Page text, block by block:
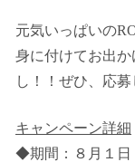
元気いっぱいの
身に付けてお出
し！！ぜひ、応
キャンペーン詳細
◆期間：８月１日